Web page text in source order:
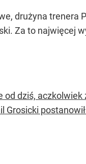
drużyna trenera
Za to najwięcej
dziś,